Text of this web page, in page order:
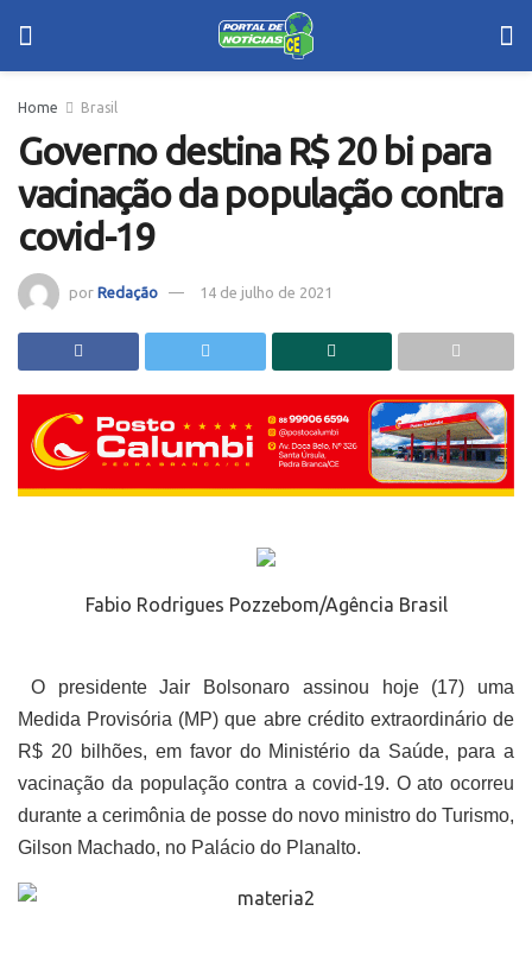
Home Brasil
Governo destina R$ 20 bi para
vacinação da população contra
covid-19
por Redação 14 de julho de 2021
Fabio Rodrigues Pozzebom/Agência Brasil
O presidente Jair Bolsonaro assinou hoje (17) uma
Medida Provisória (MP) que abre crédito extraordinário de
R$ 20 bilhões, em favor do Ministério da Saúde, para a
vacinação da população contra a covid-19. O ato ocorreu
durante a cerimônia de posse do novo ministro do Turismo,
Gilson Machado, no Palácio do Planalto.